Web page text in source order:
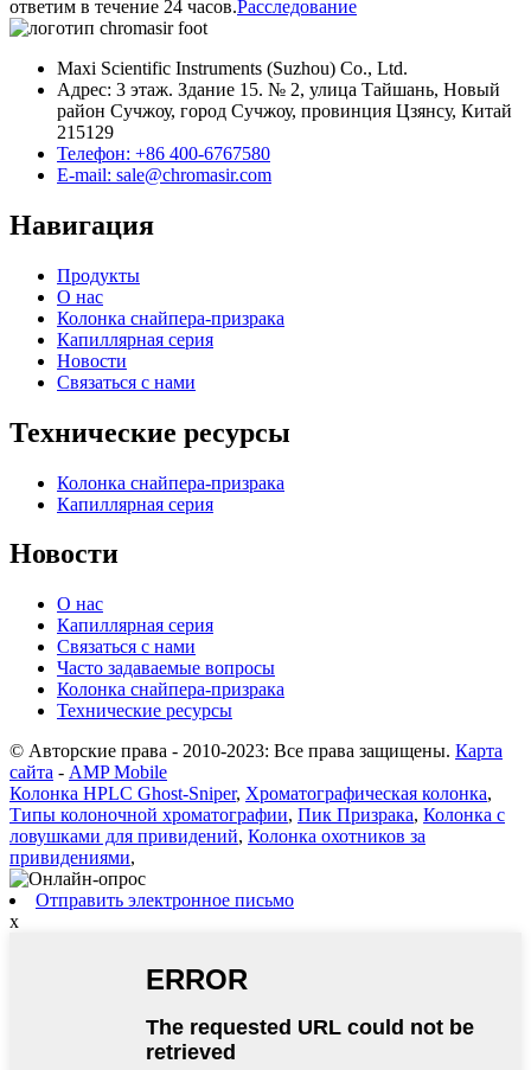
ответим в течение 24 часов.Расследование
Maxi Scientific Instruments (Suzhou) Co., Ltd.
Адрес: 3 этаж. Здание 15. № 2, улица Тайшань, Новый
район Сучжоу, город Сучжоу, провинция Цзянсу, Китай
215129
Телефон: +86 400-6767580
E-mail: sale@chromasir.com
Навигация
Продукты
О нас
Колонка снайпера-призрака
Капиллярная серия
Новости
Связаться с нами
Технические ресурсы
Колонка снайпера-призрака
Капиллярная серия
Новости
О нас
Капиллярная серия
Связаться с нами
Часто задаваемые вопросы
Колонка снайпера-призрака
Технические ресурсы
© Авторские права - 2010-2023: Все права защищены. Карта
сайта - AMP Mobile
Колонка HPLC Ghost-Sniper, Хроматографическая колонка,
Типы колоночной хроматографии, Пик Призрака, Колонка с
ловушками для привидений, Колонка охотников за
привидениями,
Отправить электронное письмо
x